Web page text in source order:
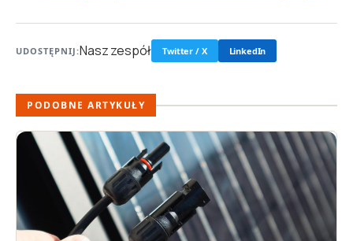
UDOSTĘPNIJ:Nasz zespół Twitter / X LinkedIn
PODOBNE ARTYKUŁY